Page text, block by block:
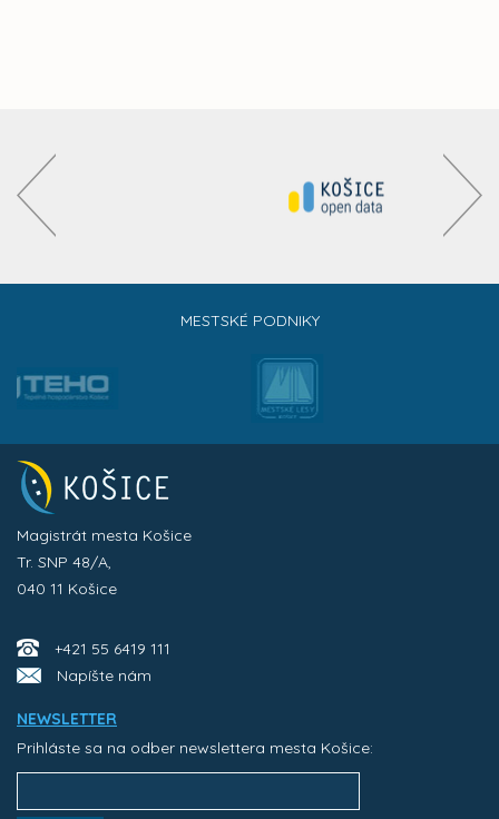
MESTSKÉ PODNIKY
Magistrát mesta Košice
Tr. SNP 48/A,
040 11 Košice
+421 55 6419 111
Napíšte nám
NEWSLETTER
Prihláste sa na odber newslettera mesta Košice: